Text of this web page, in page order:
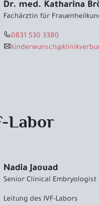
Dr. med. Katharina
Fachärztin für
0831 530 3380
kinderwunsch@
Labor
Nadia Jaouad
Senior Clinical Embryologist
Leitung des IVF-Labors